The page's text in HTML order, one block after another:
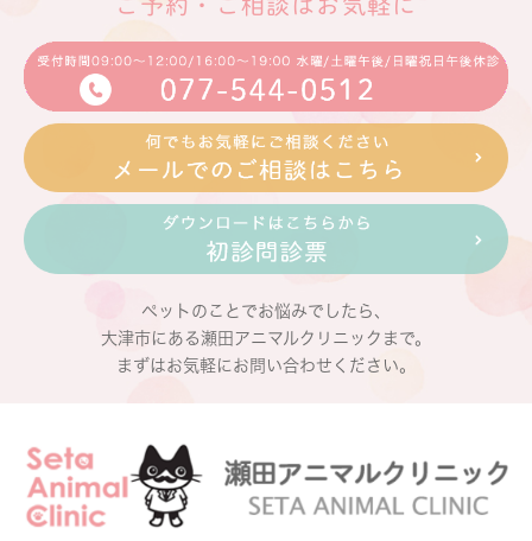
ご予約・ご相談はお気軽に
ペットのことでお悩みでしたら、
大津市にある瀬田アニマルクリニックまで。
まずはお気軽にお問い合わせください。